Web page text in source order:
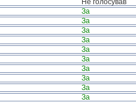
Не голосував
За
За
За
За
За
За
За
За
За
За